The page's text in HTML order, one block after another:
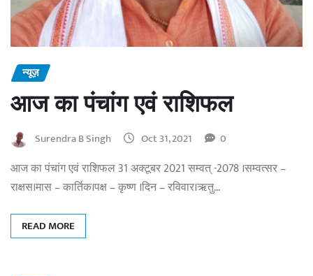
न्यूज़
आज का पंचांग एवं राशिफल
Surendra B Singh Oct 31, 2021 0
आज का पंचांग एवं राशिफल 31 अक्टूबर 2021 सम्वत् -2078 ।सम्वत्सर –
राक्षस।मास – कार्तिक।पक्ष – कृष्ण ।दिन – रविवार।ऋतु…
READ MORE